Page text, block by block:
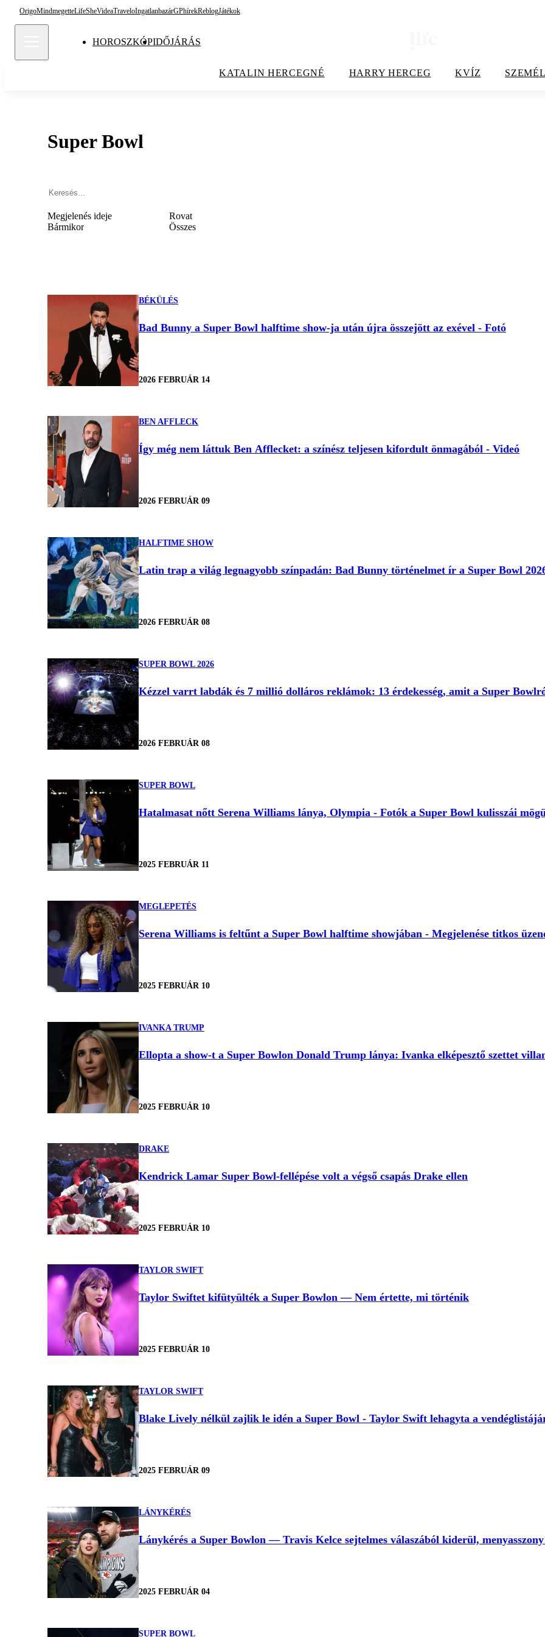
OrigoMindmegetteLifeSheVideaTraveloIngatlanbazárGPhírekReblogJátékok
HOROSZKÓPIDŐJÁRÁS
KATALIN HERCEGNÉ HARRY HERCEG KVÍZ
Super Bowl
Megjelenés ideje
Bármikor
Rovat
Összes
BÉKÜLÉS
Bad Bunny a Super Bowl halftime show-ja után újra összejött az exével - Fotó
2026 FEBRUÁR 14
BEN AFFLECK
Így még nem láttuk Ben Afflecket: a színész teljesen kifordult önmagából - Videó
2026 FEBRUÁR 09
HALFTIME SHOW
Latin trap a világ legnagyobb színpadán: Bad Bunny történelmet ír a Super Bowl
2026 FEBRUÁR 08
SUPER BOWL 2026
Kézzel varrt labdák és 7 millió dolláros reklámok: 13 érdekesség, amit a Super
2026 FEBRUÁR 08
SUPER BOWL
Hatalmasat nőtt Serena Williams lánya, Olympia - Fotók a Super Bowl kulisszái
2025 FEBRUÁR 11
MEGLEPETÉS
Serena Williams is feltűnt a Super Bowl halftime showjában - Megjelenése titkos
2025 FEBRUÁR 10
IVANKA TRUMP
Ellopta a show-t a Super Bowlon Donald Trump lánya: Ivanka elképesztő szettet
2025 FEBRUÁR 10
DRAKE
Kendrick Lamar Super Bowl-fellépése volt a végső csapás Drake ellen
2025 FEBRUÁR 10
TAYLOR SWIFT
Taylor Swiftet kifütyülték a Super Bowlon — Nem értette, mi történik
2025 FEBRUÁR 10
TAYLOR SWIFT
Blake Lively nélkül zajlik le idén a Super Bowl - Taylor Swift lehagyta a
2025 FEBRUÁR 09
LÁNYKÉRÉS
Lánykérés a Super Bowlon — Travis Kelce sejtelmes válaszából kiderül,
2025 FEBRUÁR 04
SUPER BOWL